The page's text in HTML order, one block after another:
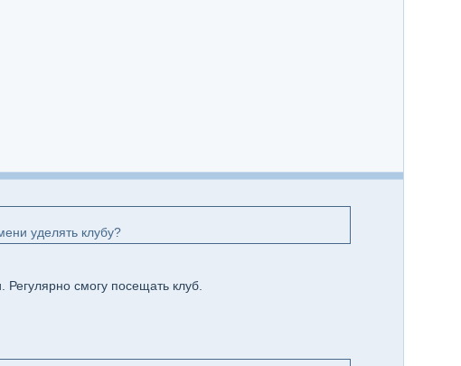
уделять клубу?
смогу посещать клуб.